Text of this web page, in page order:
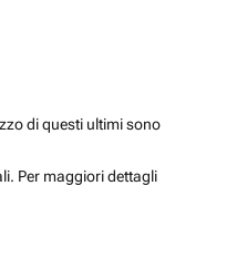
di questi ultimi sono
Per maggiori dettagli